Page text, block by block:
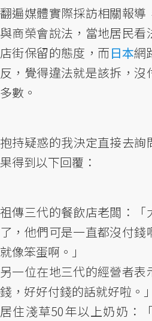
翻遍媒體實際採訪相關報導
與商榮會說法，當地居民
店街保留的態度，而日本網
反，覺得違法就是該拆，
多數。
抱持疑惑的我決定直接去
果得到以下回覆：
祖傳三代的餐飲店老闆：「
了，他們可是一直都沒付
就像笨蛋啊。」
另一位在地三代的經營者
錢，好好付錢的話就好啦。」
居住淺草50年以上奶奶：